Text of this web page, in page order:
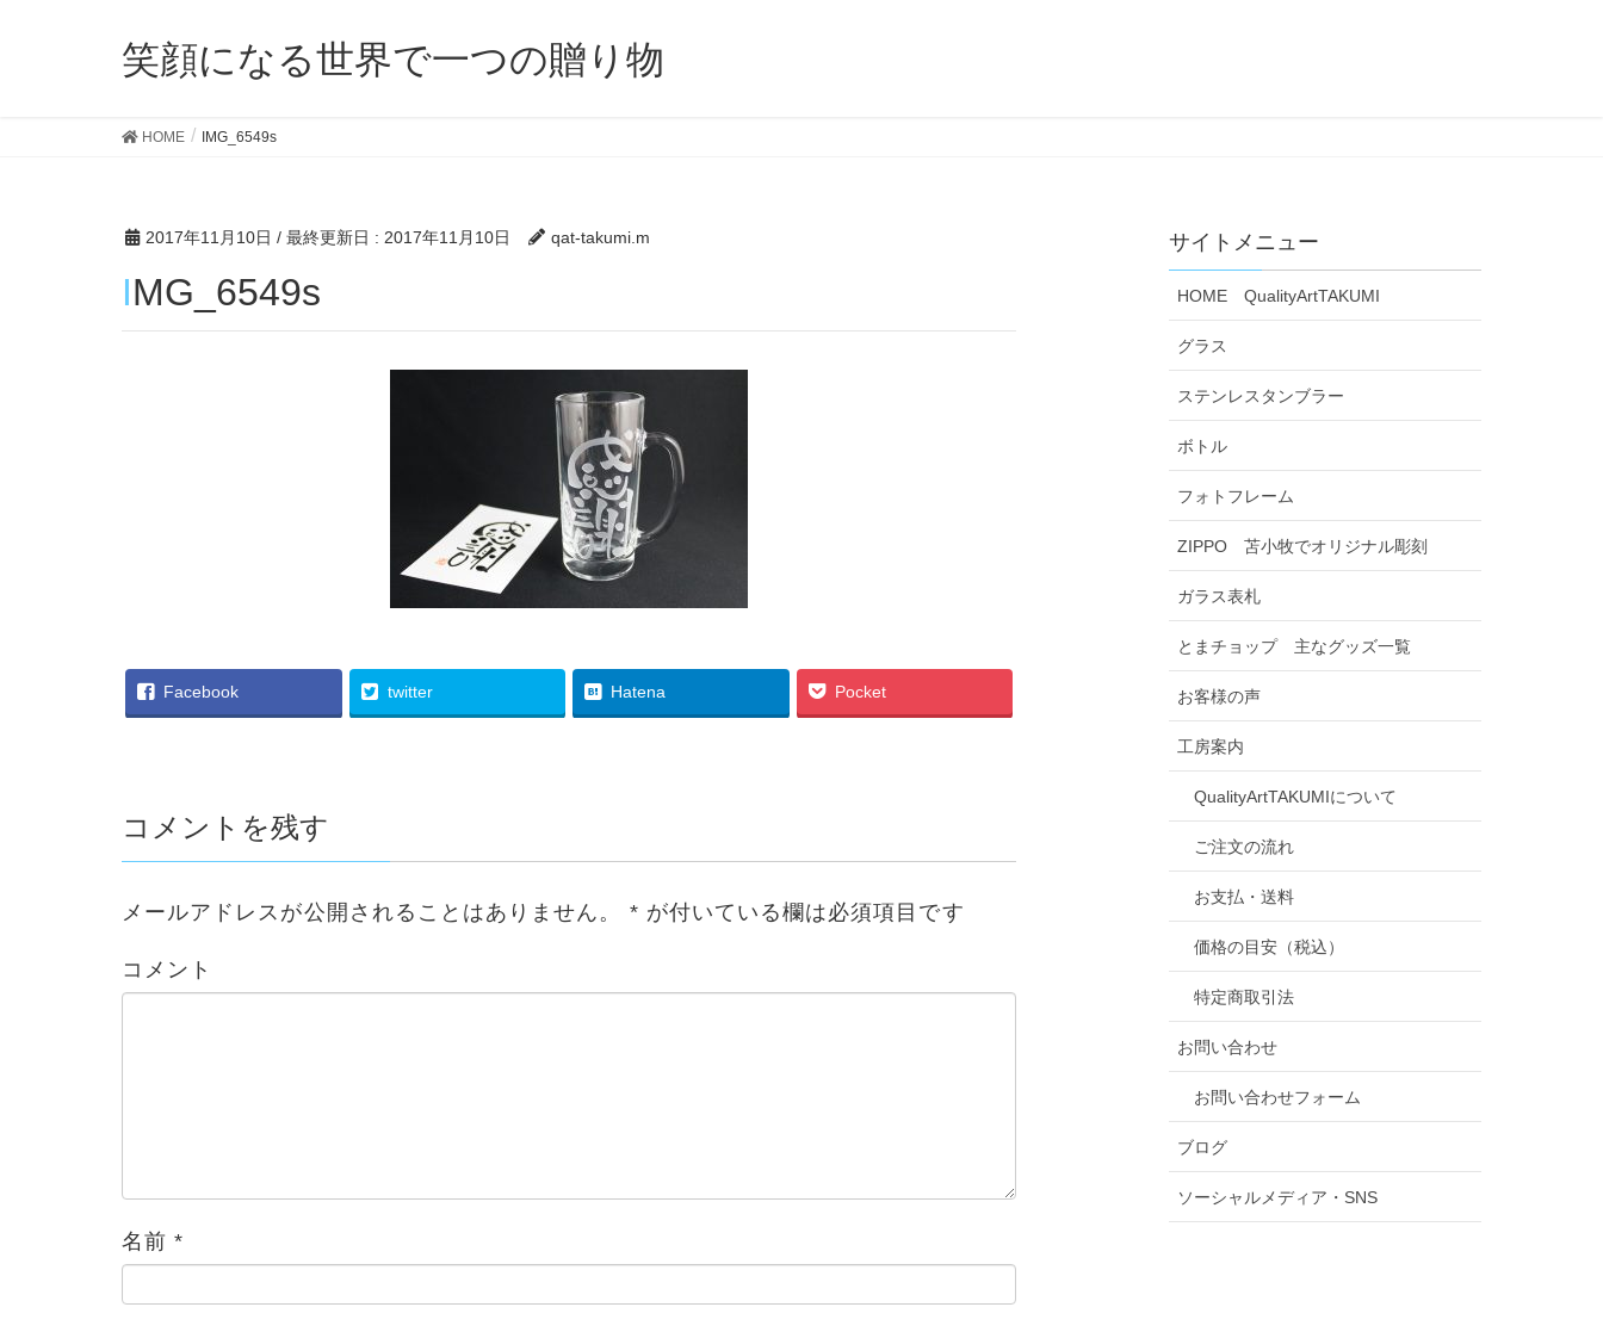
笑顔になる世界で一つの贈り物
HOME IMG_6549s
2017年11月10日 / 最終更新日 : 2017年11月10日 qat-takumi.m
IMG_6549s
Facebook twitter Hatena Pocket
コメントを残す
メールアドレスが公開されることはありません。 * が付いている欄は必須項目です
コメント
名前*
サイトメニュー
HOME QualityArtTAKUMI
グラス
ステンレスタンブラー
ボトル
フォトフレーム
ZIPPO 苫小牧でオリジナル彫刻
ガラス表札
とまチョップ 主なグッズ一覧
お客様の声
工房案内
QualityArtTAKUMIについて
ご注文の流れ
お支払・送料
価格の目安（税込）
特定商取引法
お問い合わせ
お問い合わせフォーム
ブログ
ソーシャルメディア・SNS